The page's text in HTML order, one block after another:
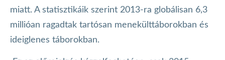
miatt. A statisztikáik szerint 2013-ra globálisan 6,3
millióan ragadtak tartósan menekülttáborokban és
ideiglenes táborokban.